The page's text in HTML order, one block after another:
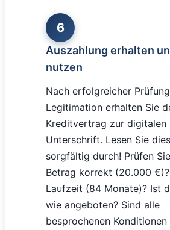
6
Auszahlung erhalten
nutzen
Nach erfolgreicher
Legitimation erhalten Sie
Kreditvertrag zur digitalen
Unterschrift. Lesen Sie
sorgfältig durch! Prüfen
Betrag korrekt (20.000
Laufzeit (84 Monate)? Ist
wie angeboten? Sind alle
besprochenen Konditionen